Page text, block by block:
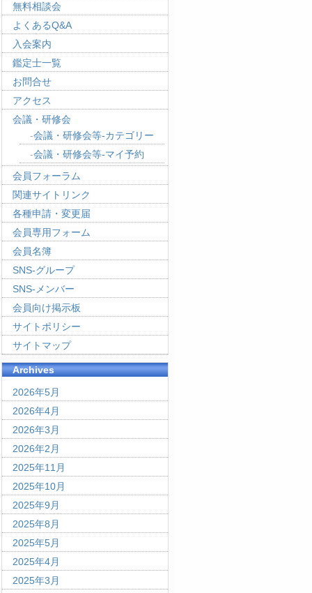
無料相談会
よくあるQ&A
入会案内
鑑定士一覧
お問合せ
アクセス
会議・研修会
会議・研修会等-カテゴリー
会議・研修会等-マイ予約
会員フォーラム
関連サイトリンク
各種申請・変更届
会員専用フォーム
会員名簿
SNS-グループ
SNS-メンバー
会員向け掲示板
サイトポリシー
サイトマップ
Archives
2026年5月
2026年4月
2026年3月
2026年2月
2025年11月
2025年10月
2025年9月
2025年8月
2025年5月
2025年4月
2025年3月